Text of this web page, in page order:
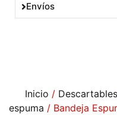
Envíos
Inicio / Descartables
espuma / Bandeja